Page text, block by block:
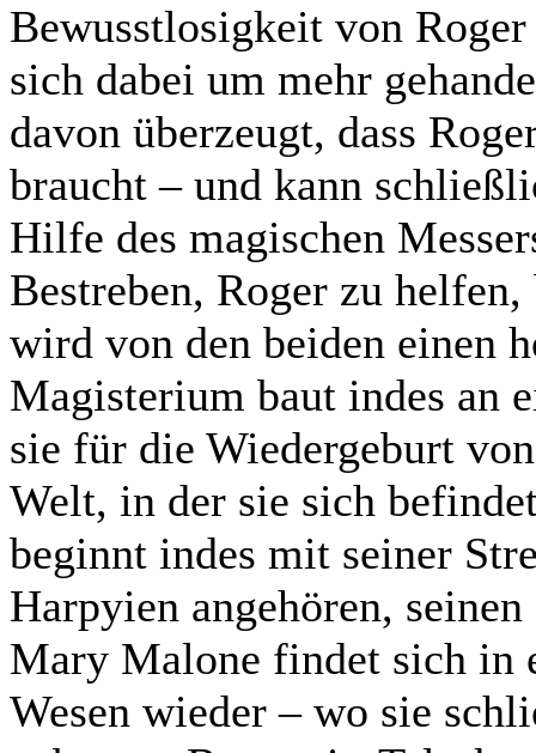
Bewusstlosigkeit von
sich dabei um mehr
davon überzeugt, dass
braucht – und kann
Hilfe des magischen
Bestreben, Roger zu
wird von den beiden einen
Magisterium baut indes an
sie für die Wiedergeburt
Welt, in der sie sich
beginnt indes mit seiner
Harpyien angehören,
Mary Malone findet sich in
Wesen wieder – wo sie